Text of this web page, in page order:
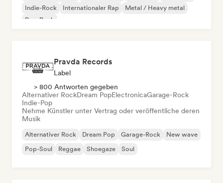
Indie-Rock
Internationaler Rap
Metal / Heavy metal
Pop-Rock
Pravda Records
Label
> 800 Antworten gegeben
Alternativer RockDream PopElectronicaGarage-Rock
Indie-Pop
Nehme Künstler unter Vertrag oder veröffentliche deren
Musik
Alternativer Rock Dream Pop Garage-Rock
New wave
Pop-Soul
Reggae Shoegaze Soul